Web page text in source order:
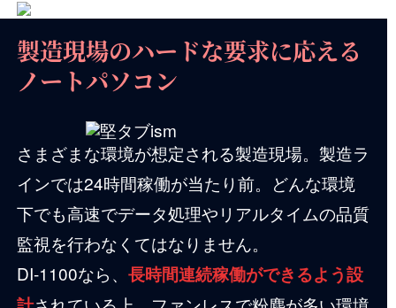
製造現場のハードな要求に応える
ノートパソコン
さまざまな環境が想定される製造現場。製造ラ
インでは24時間稼働が当たり前。どんな環境
下でも高速でデータ処理やリアルタイムの品質
監視を行わなくてはなりません。
DI-1100なら、長時間連続稼働ができるよう設